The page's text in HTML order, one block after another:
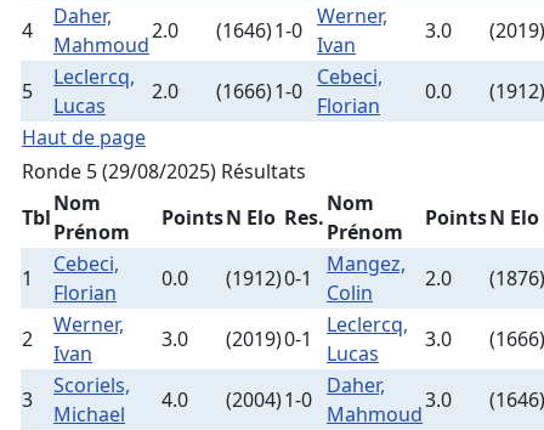
4
Daher,
Mahmoud
2.0 (1646)1-0
Werner,
Ivan
3.0 (2019)
5
Leclercq,
Lucas
2.0 (1666)1-0
Cebeci,
Florian
0.0
(1912)
Haut de page
Ronde 5 (29/08/2025) Résultats
Tbl
Nom
Prénom
PointsN Elo Res.
Nom
Prénom
PointsN Elo
1
Cebeci,
Florian
0.0 (1912)0-1
Mangez,
Colin
2.0 (1876)
2
Werner,
Ivan
3.0 (2019)0-1
Leclercq,
Lucas
3.0 (1666)
3
Scoriels,
Michael
4.0 (2004)1-0
Daher,
Mahmoud
3.0 (1646)